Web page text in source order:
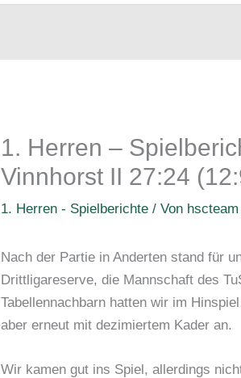
1. Herren –
Vinnhorst II 27:24
1. Herren - Spielberichte / Von
Nach der Partie in Anderten stand für
Drittligareserve, die Mannschaft des
Tabellennachbarn hatten wir im
aber erneut mit dezimiertem Kader an.
Wir kamen gut ins Spiel, allerdings